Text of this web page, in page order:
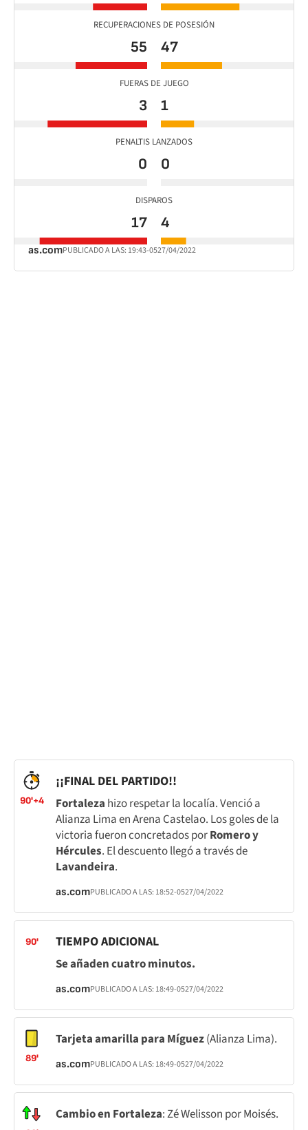
RECUPERACIONES DE POSESIÓN
55 47
FUERAS DE JUEGO
3 1
PENALTIS LANZADOS
0 0
DISPAROS
17 4
as.comPUBLICADO A LAS: 19:43-0527/04/2022
90'+4
¡¡FINAL DEL PARTIDO!!
Fortaleza hizo respetar la localía. Venció a
Alianza Lima en Arena Castelao. Los goles de la
victoria fueron concretados porRomero y
Hércules. El descuento llegó a través de
Lavandeira.
as.comPUBLICADO A LAS: 18:52-0527/04/2022
90' TIEMPO ADICIONAL
Se añaden cuatro minutos.
as.comPUBLICADO A LAS: 18:49-0527/04/2022
89'
Tarjeta amarilla para Míguez(Alianza Lima).
as.comPUBLICADO A LAS: 18:49-0527/04/2022
Cambio en Fortaleza: Zé Welisson por Moisés.